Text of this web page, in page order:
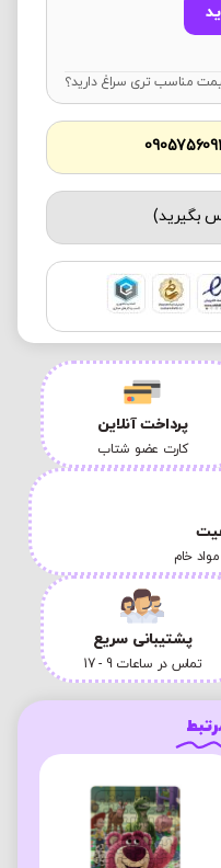
مناسب تری سراغ دارید؟
بگیرید)
پرداخت آنلاین
کارت عضو شتاب
خام
پشتیبانی سریع
تماس در ساعات 9 - 17